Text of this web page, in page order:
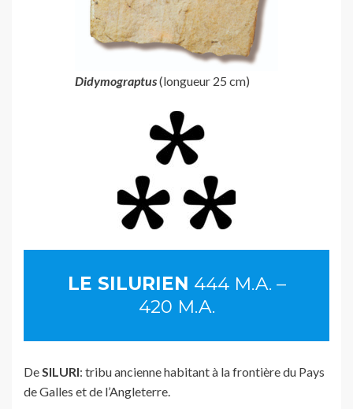
Didymograptus(longueur 25 cm)
LE SILURIEN 444 M.A. –
420 M.A.
De SILURI: tribu ancienne habitant à la frontière du Pays
de Galles et de l’Angleterre.